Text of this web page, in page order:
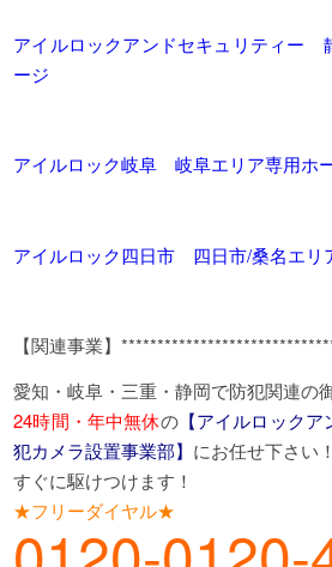
アイルロックアンドセキュリティー
ージ
アイルロック岐阜 岐阜エリア専用ホ
アイルロック四日市 四日市/桑名エリ
【関連事業】
愛知・岐阜・三重・静岡で防犯関連の
24時間・年中無休の【アイルロック
犯カメラ設置事業部】 にお任せ下さい！
すぐに駆けつけます！
★フリーダイヤル★